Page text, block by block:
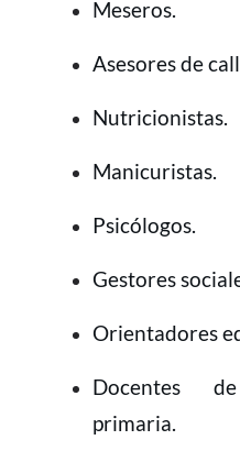
Meseros.
Asesores de
Nutricionistas.
Manicuristas.
Psicólogos.
Gestores
Orientadores
Docentes
primaria.